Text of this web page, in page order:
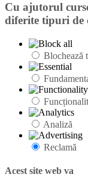
Cu ajutorul
diferite tipuri de
Blochează
Analiză
Reclamă
Acest site web va